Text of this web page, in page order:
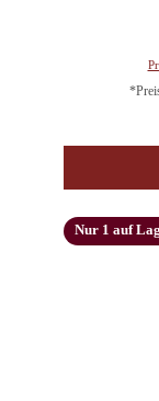
Nur 1 auf